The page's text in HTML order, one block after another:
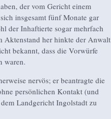
der vom Gericht einem
insgesamt fünf Monate gar
der Inhaftierte sogar mehrfach
Aktenstand her hinkte der Anwalt
bekannt, dass die Vorwürfe
waren.
nervös; er beantragte die
persönlichen Kontakt (und
Landgericht Ingolstadt zu